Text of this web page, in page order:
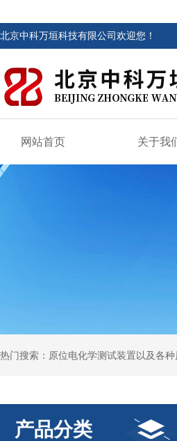
北京中科万垣科技有限公司欢迎您！
网站首页 关于我
热门搜索：原位电化学测试装置以及各
产品分类